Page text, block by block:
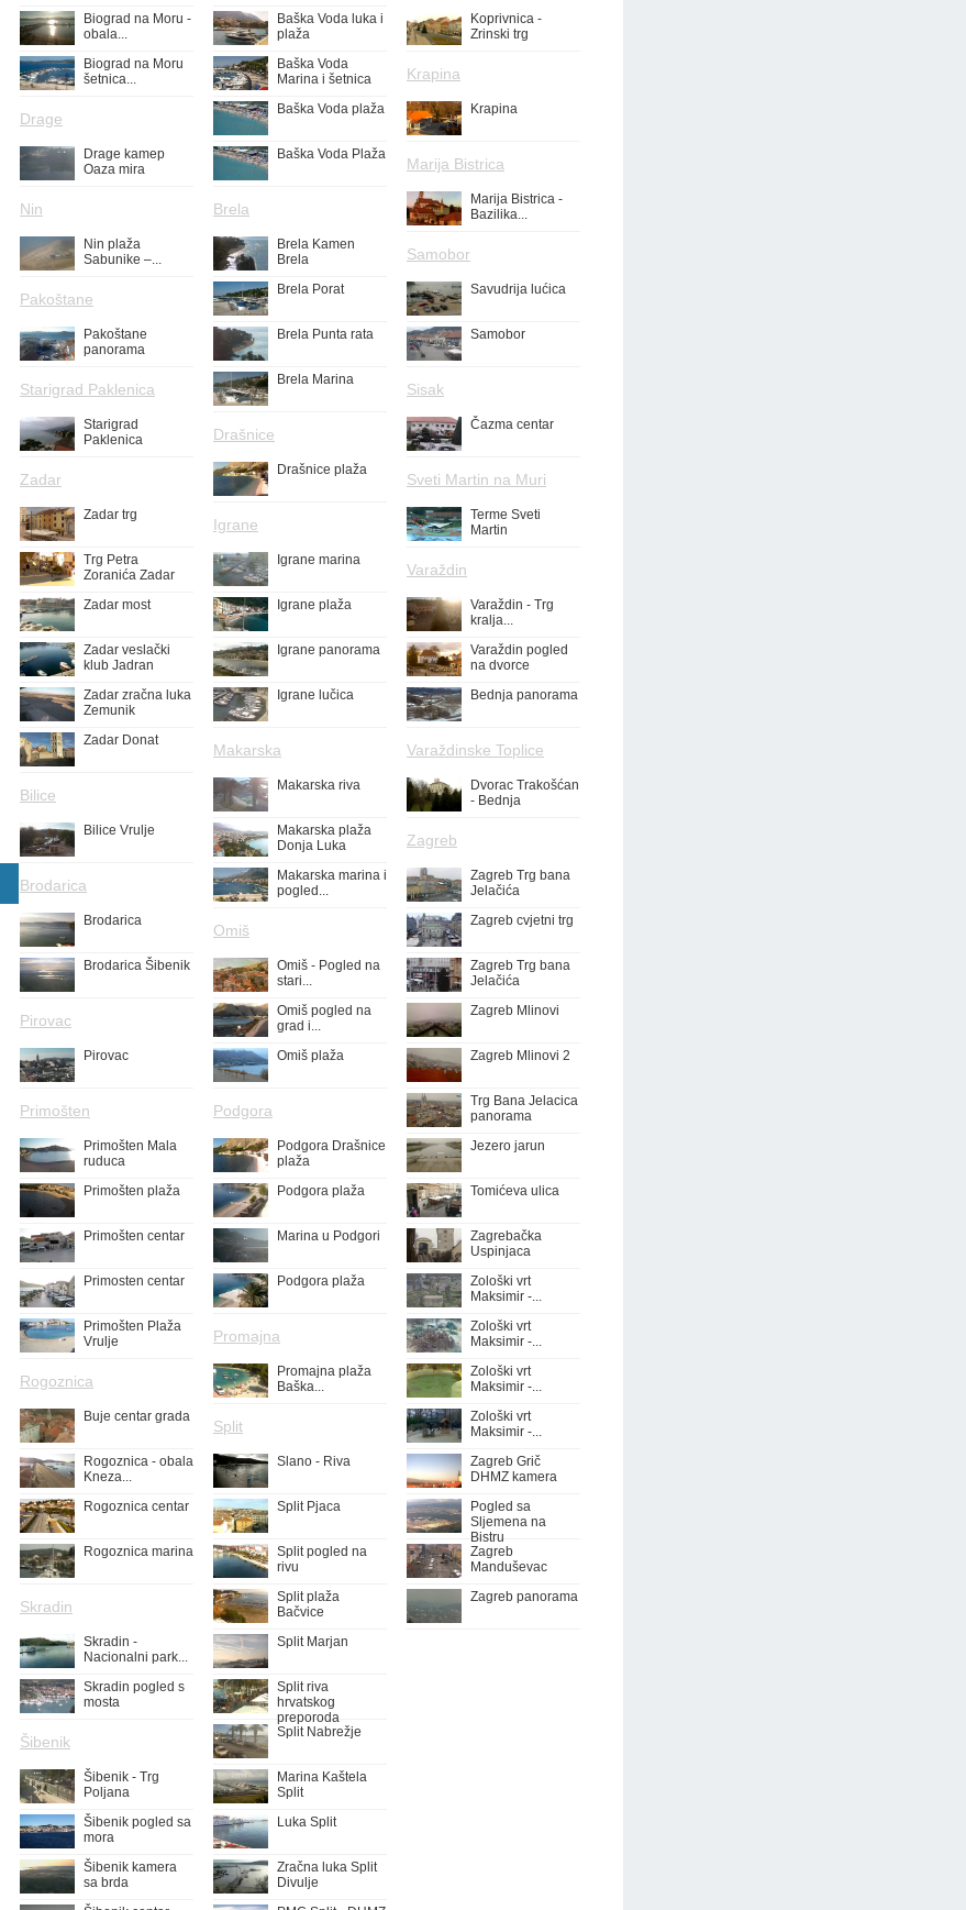
Biograd na Moru -
obala...
Biograd na Moru
šetnica...
Drage
Drage kamep
Oaza mira
Nin
Nin plaža
Sabunike –...
Pakoštane
Pakoštane
panorama
Starigrad Paklenica
Starigrad
Paklenica
Zadar
Zadar trg
Trg Petra
Zoranića Zadar
Zadar most
Zadar veslački
klub Jadran
Zadar zračna luka
Zemunik
Zadar Donat
Bilice
Bilice Vrulje
Brodarica
Brodarica
Brodarica Šibenik
Pirovac
Pirovac
Primošten
Primošten Mala
ruduca
Primošten plaža
Primošten centar
Primosten centar
Primošten Plaža
Vrulje
Rogoznica
Buje centar grada
Rogoznica - obala
Kneza...
Rogoznica centar
Rogoznica marina
Skradin
Skradin -
Nacionalni park...
Skradin pogled s
mosta
Šibenik
Šibenik - Trg
Poljana
Šibenik pogled sa
mora
Šibenik kamera
sa brda
Baška Voda luka i
plaža
Baška Voda
Marina i šetnica
Baška Voda plaža
Baška Voda Plaža
Brela
Brela Kamen
Brela
Brela Porat
Brela Punta rata
Brela Marina
Drašnice
Drašnice plaža
Igrane
Igrane marina
Igrane plaža
Igrane panorama
Igrane lučica
Makarska
Makarska riva
Makarska plaža
Donja Luka
Makarska marina i
pogled...
Omiš
Omiš - Pogled na
stari...
Omiš pogled na
grad i...
Omiš plaža
Podgora
Podgora Drašnice
plaža
Podgora plaža
Marina u Podgori
Podgora plaža
Promajna
Promajna plaža
Baška...
Split
Slano - Riva
Split Pjaca
Split pogled na
rivu
Split plaža
Bačvice
Split Marjan
Split riva
hrvatskog
preporoda
Split Nabrežje
Marina Kaštela
Split
Luka Split
Zračna luka Split
Divulje
Koprivnica -
Zrinski trg
Krapina
Krapina
Marija Bistrica
Marija Bistrica -
Bazilika...
Samobor
Savudrija lućica
Samobor
Sisak
Čazma centar
Sveti Martin na Muri
Terme Sveti
Martin
Varaždin
Varaždin - Trg
kralja...
Varaždin pogled
na dvorce
Bednja panorama
Varaždinske Toplice
Dvorac Trakošćan
- Bednja
Zagreb
Zagreb Trg bana
Jelačića
Zagreb cvjetni trg
Zagreb Trg bana
Jelačića
Zagreb Mlinovi
Zagreb Mlinovi 2
Trg Bana Jelacica
panorama
Jezero jarun
Tomićeva ulica
Zagrebačka
Uspinjaca
Zološki vrt
Maksimir -...
Zološki vrt
Maksimir -...
Zološki vrt
Maksimir -...
Zološki vrt
Maksimir -...
Zagreb Grič
DHMZ kamera
Pogled sa
Sljemena na
Bistru
Zagreb
Manduševac
Zagreb panorama